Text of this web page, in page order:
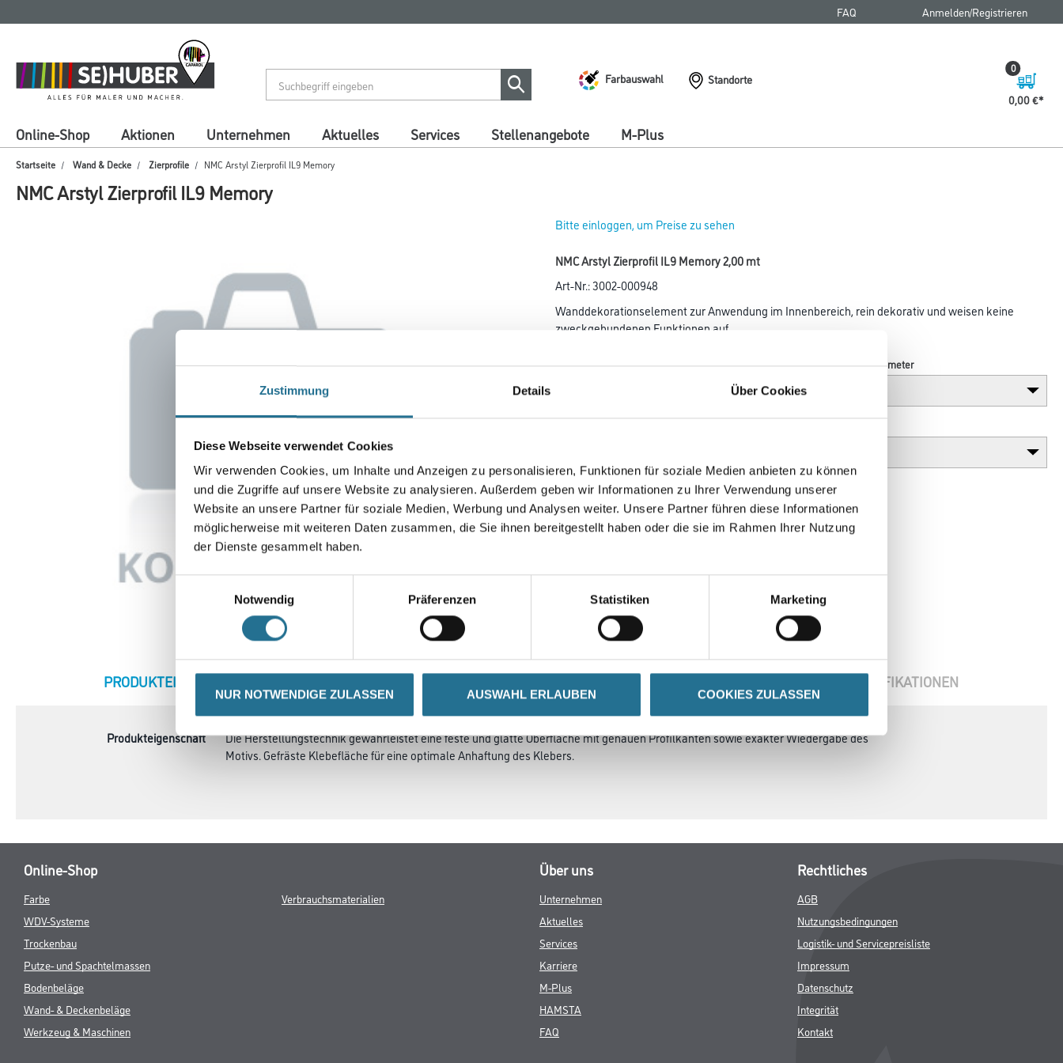
Zustimmung Details Über Cookies
Diese Webseite verwendet Cookies
Wir verwenden Cookies, um Inhalte und Anzeigen zu personalisieren, Funktionen für soziale Medien anbieten zu können
und die Zugriffe auf unsere Website zu analysieren. Außerdem geben wir Informationen zu Ihrer Verwendung unserer
Website an unsere Partner für soziale Medien, Werbung und Analysen weiter. Unsere Partner führen diese Informationen
möglicherweise mit weiteren Daten zusammen, die Sie ihnen bereitgestellt haben oder die sie im Rahmen Ihrer Nutzung
der Dienste gesammelt haben.
Notwendig
Präferenzen Statistiken Marketing
NUR NOTWENDIGE ZULASSEN AUSWAHL ERLAUBEN COOKIES ZULASSEN
springen
springen
FAQ Anmelden/Registrieren
Farbauswahl
Standorte
0,00 €
0
Online-Shop Aktionen Unternehmen Aktuelles Services Stellenangebote M-Plus
Startseite Wand & Decke Zierprofile NMC Arstyl Zierprofil IL9 Memory
NMC Arstyl Zierprofil IL9 Memory
Bitte einloggen, um Preise zu sehen
NMC Arstyl Zierprofil IL9 Memory 2,00 mt
Art-Nr.:3002-000948
Wanddekorationselement zur Anwendung im Innenbereich, rein dekorativ und weisen keine
zweckgebundenen Funktionen auf.
Farbtonbezeichnung Länge in centimeter
Umrechnungsfaktoren
CURRENT
PRODUKTEIGENSCHAFTEN ZUSATZINFOS SPEZIFIKATIONEN
Produkteigenschaft
Die Herstellungstechnik gewährleistet eine feste und glatte Oberfläche mit genauen Profilkanten sowie exakter Wiedergabe des
Motivs. Gefräste Klebefläche für eine optimale Anhaftung des Klebers.
Online-Shop
Farbe
WDV-Systeme
Trockenbau
Putze- und Spachtelmassen
Bodenbeläge
Wand- & Deckenbeläge
Werkzeug & Maschinen
Verbrauchsmaterialien
Über uns
Unternehmen
Aktuelles
Services
Karriere
M-Plus
HAMSTA
FAQ
Rechtliches
AGB
Nutzungsbedingungen
Logistik- und Servicepreisliste
Impressum
Datenschutz
Integrität
Kontakt